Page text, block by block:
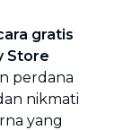
gratis
Store
perdana
nikmati
yang